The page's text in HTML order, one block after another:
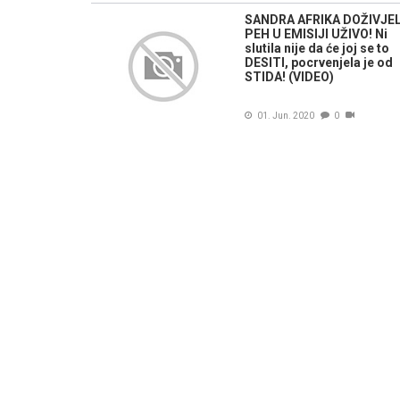
SANDRA AFRIKA
PEH U EMISIJI UŽIVO! Ni
slutila nije da će joj se to
DESITI, pocrvenjela je od
STIDA! (VIDEO)
01. Jun. 2020 0